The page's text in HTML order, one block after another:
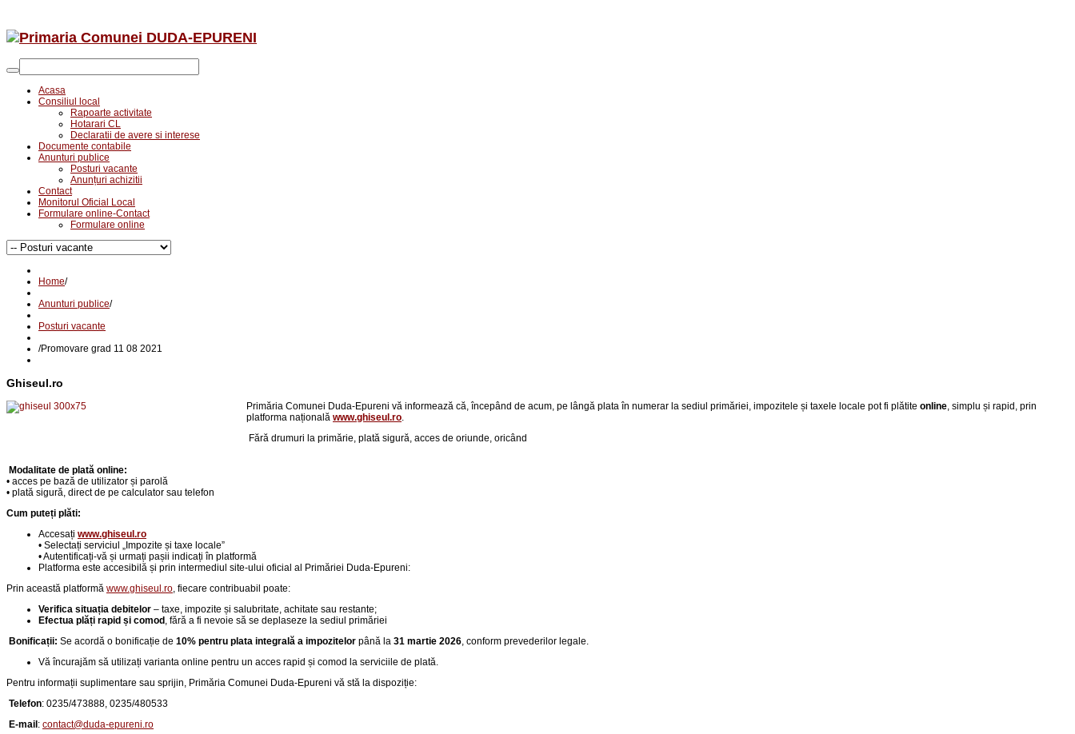
Acasa
Consiliul local
Rapoarte activitate
Hotarari CL
Declaratii de avere si interese
Documente contabile
Anunturi publice
Posturi vacante
Anunțuri achizitii
Contact
Monitorul Oficial Local
Formulare online-Contact
Formulare online
Home/
Anunturi publice/
Posturi vacante
/Promovare grad 11 08 2021
Ghiseul.ro
Primăria Comunei Duda-Epureni vă informează că, începând de acum, pe lângă plata în numerar la sediul primăriei, impozitele și taxele locale pot fi plătite online, simplu și rapid, prin
platforma națională www.ghiseul.ro.
Fără drumuri la primărie, p lată sigură, acces de oriunde, oricând
Modalitate de plată online:
• acces pe bază de utilizator și parolă
• plată sigură, direct de pe calculator sau telefon
Cum puteți plăti:
Accesați www.ghiseul.ro
• Selectați serviciul „Impozite și taxe locale”
• Autentificați-vă și urmați pașii indicați în platformă
Platforma este accesibilă și prin intermediul site-ului oficial al Primăriei Duda-Epureni:
Prin această platformă www.ghiseul.ro, fiecare contribuabil poate:
Verifica situația debitelor – taxe, impozite și salubritate, achitate sau restante;
Efectua plăți rapid și comod , fără a fi nevoie să se deplaseze la sediul primăriei
Bonificații: Se acordă o bonificație de 10% pentru plata integrală a impozitelor până la 31 martie 2026, conform prevederilor legale.
Vă încurajăm să utilizați varianta online pentru un acces rapid și comod la serviciile de plată.
Pentru informații suplimentare sau sprijin, Primăria Comunei Duda-Epureni vă stă la dispoziție:
Telefon: 0235/473888, 0235/480533
E-mail : contact@duda-epureni.ro